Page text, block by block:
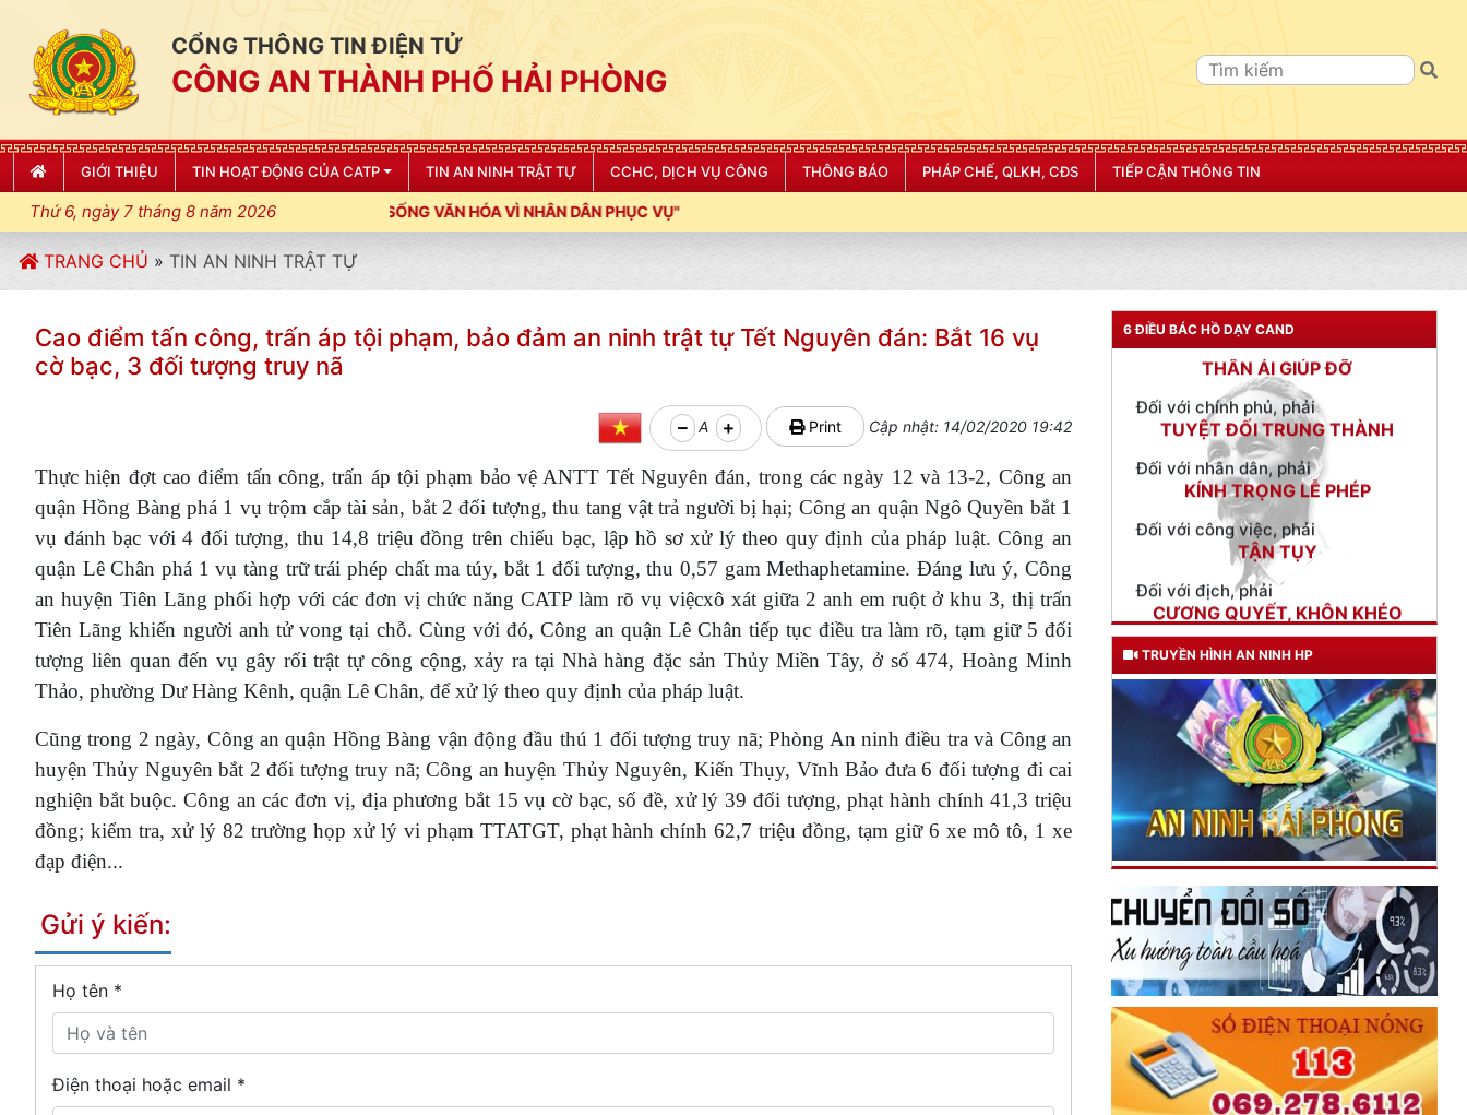
CỔNG THÔNG TIN ĐIỆN TỬ
CÔNG AN THÀNH PHỐ HẢI PHÒNG
GIỚI THIỆU TIN HOẠT ĐỘNG CỦA CATP TIN AN NINH TRẬT TỰ CCHC, DỊCH VỤ CÔNG THÔNG BÁO PHÁP CHẾ, QLKH, CĐS TIẾP CẬN THÔNG TIN
Thứ 6, ngày 7 tháng 8 năm 2026
ĐIỀU LỆNH; XÂY DỰNG NẾP SỐNG VĂN HÓA VÌ NHÂN DÂN PHỤC VỤ"
TRANG CHỦ » TIN AN NINH TRẬT TỰ
Cao điểm tấn công, trấn áp tội phạm, bảo đảm an ninh trật tự Tết Nguyên đán: Bắt 16 vụ
cờ bạc, 3 đối tượng truy nã
A Print Cập nhật: 14/02/2020 19:42
Thực hiện đợt cao điểm tấn công, trấn áp tội phạm bảo vệ ANTT Tết Nguyên đán, trong các ngày 12 và 13-2, Công an
quận Hồng Bàng phá 1 vụ trộm cắp tài sản, bắt 2 đối tượng, thu tang vật trả người bị hại; Công an quận Ngô Quyền bắt 1
vụ đánh bạc với 4 đối tượng, thu 14,8 triệu đồng trên chiếu bạc, lập hồ sơ xử lý theo quy định của pháp luật. Công an
quận Lê Chân phá 1 vụ tàng trữ trái phép chất ma túy, bắt 1 đối tượng, thu 0,57 gam Methaphetamine. Đáng lưu ý, Công
an huyện Tiên Lãng phối hợp với các đơn vị chức năng CATP làm rõ vụ việcxô xát giữa 2 anh em ruột ở khu 3, thị trấn
Tiên Lãng khiến người anh tử vong tại chỗ. Cùng với đó, Công an quận Lê Chân tiếp tục điều tra làm rõ, tạm giữ 5 đối
tượng liên quan đến vụ gây rối trật tự công cộng, xảy ra tại Nhà hàng đặc sản Thủy Miền Tây, ở số 474, Hoàng Minh
Thảo, phường Dư Hàng Kênh, quận Lê Chân, để xử lý theo quy định của pháp luật.
Cũng trong 2 ngày, Công an quận Hồng Bàng vận động đầu thú 1 đối tượng truy nã; Phòng An ninh điều tra và Công an
huyện Thủy Nguyên bắt 2 đối tượng truy nã; Công an huyện Thủy Nguyên, Kiến Thụy, Vĩnh Bảo đưa 6 đối tượng đi cai
nghiện bắt buộc. Công an các đơn vị, địa phương bắt 15 vụ cờ bạc, số đề, xử lý 39 đối tượng, phạt hành chính 41,3 triệu
đồng; kiểm tra, xử lý 82 trường họp xử lý vi phạm TTATGT, phạt hành chính 62,7 triệu đồng, tạm giữ 6 xe mô tô, 1 xe
đạp điện...
Gửi ý kiến:
Họ tên *
Điện thoại hoặc email *
6 ĐIỀU BÁC HỒ DẠY CAND
TƯ CÁCH
NGƯỜI CÔNG AN CÁCH MỆNH LÀ:
Đối với tự mình, phải
THÂN ÁI GIÚP ĐỠ
Đối với chính phủ, phải
TUYỆT ĐỐI TRUNG THÀNH
Đối với nhân dân, phải
KÍNH TRỌNG LỄ PHÉP
Đối với công việc, phải
TẬN TỤY
Đối với địch, phải
CƯƠNG QUYẾT, KHÔN KHÉO
Trích thư Chủ tịch Hồ Chí Minh
gửi Công an Khu XII,
ngày 11 tháng 3 năm 1948.
TRUYỀN HÌNH AN NINH HP